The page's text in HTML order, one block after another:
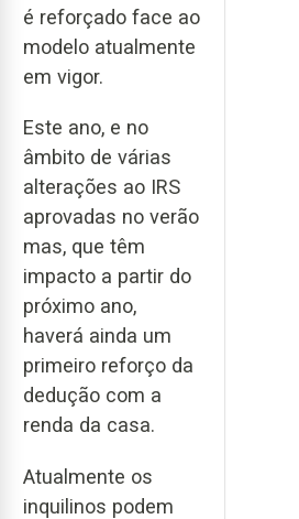
é reforçado face ao
modelo atualmente
em vigor.
Este ano, e no
âmbito de várias
alterações ao IRS
aprovadas no verão
mas, que têm
impacto a partir do
próximo ano,
haverá ainda um
primeiro reforço da
dedução com a
renda da casa.
Atualmente os
inquilinos podem